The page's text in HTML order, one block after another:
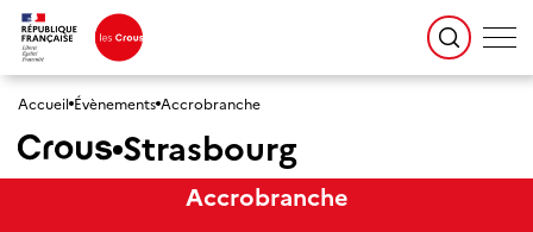
Accueil Évènements Accrobranche
Strasbourg
Accrobranche